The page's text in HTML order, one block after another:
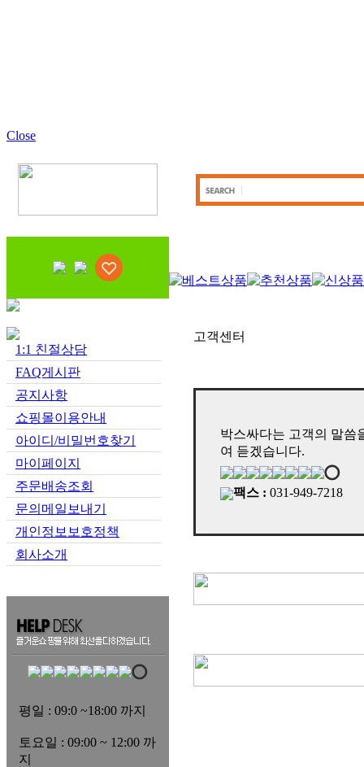
Close
1:1 친절상담
FAQ게시판
공지사항
쇼핑몰이용안내
아이디/비밀번호찾기
마이페이지
주문배송조회
문의메일보내기
개인정보보호정책
회사소개
평일 : 09:0 ~18:00 까지
토요일 : 09:00 ~ 12:00 까
지
고객센터
박스싸다는 고객의 말씀
여 듣겠습니다.
팩스 : 031-949-7218